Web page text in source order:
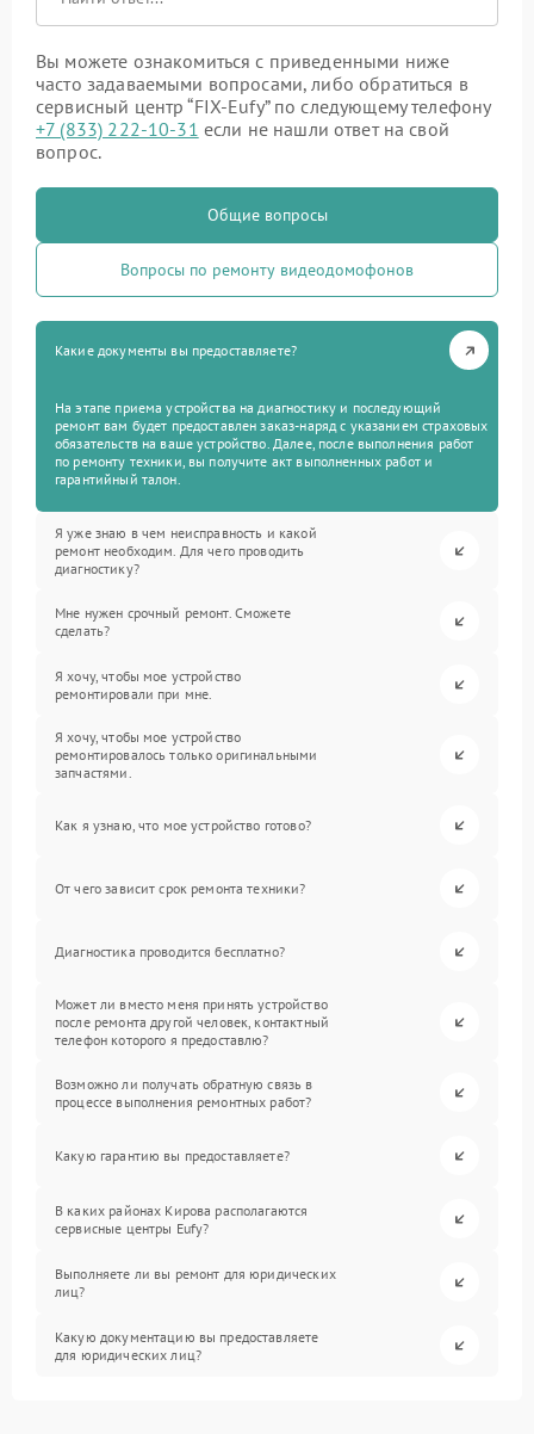
Вы можете ознакомиться с приведенными ниже
часто задаваемыми вопросами, либо обратиться в
сервисный центр “FIX-Eufy” по следующему телефону
+7 (833) 222-10-31 если не нашли ответ на свой
вопрос.
Общие вопросы
Вопросы по ремонту видеодомофонов
Какие документы вы предоставляете?
На этапе приема устройства на диагностику и последующий
ремонт вам будет предоставлен заказ-наряд с указанием страховых
обязательств на ваше устройство. Далее, после выполнения работ
по ремонту техники, вы получите акт выполненных работ и
гарантийный талон.
Я уже знаю в чем неисправность и какой
ремонт необходим. Для чего проводить
диагностику?
Мне нужен срочный ремонт. Сможете
сделать?
Я хочу, чтобы мое устройство
ремонтировали при мне.
Я хочу, чтобы мое устройство
ремонтировалось только оригинальными
запчастями.
Как я узнаю, что мое устройство готово?
От чего зависит срок ремонта техники?
Диагностика проводится бесплатно?
Может ли вместо меня принять устройство
после ремонта другой человек, контактный
телефон которого я предоставлю?
Возможно ли получать обратную связь в
процессе выполнения ремонтных работ?
Какую гарантию вы предоставляете?
В каких районах Кирова располагаются
сервисные центры Eufy?
Выполняете ли вы ремонт для юридических
лиц?
Какую документацию вы предоставляете
для юридических лиц?